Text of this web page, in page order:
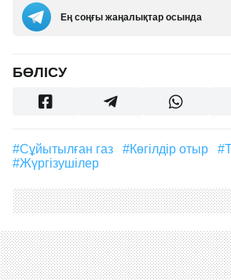
Ең соңғы жаңалықтар осында
БӨЛІСУ
#Сұйытылған газ #көгілдір отыр
#жүргізушілер